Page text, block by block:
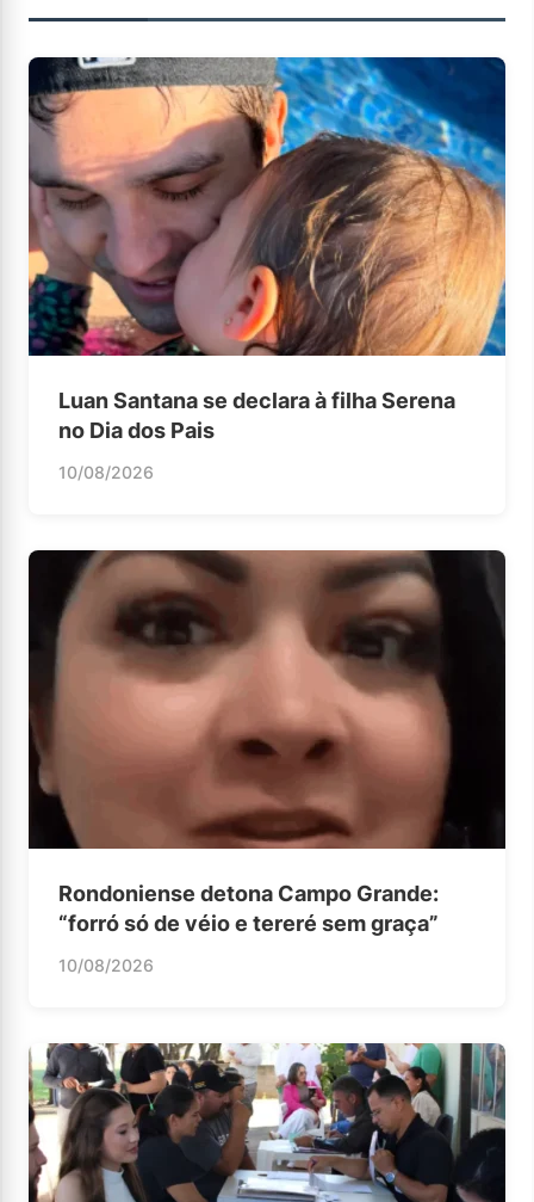
Luan Santana se declara à filha Serena
no Dia dos Pais
10/08/2026
Rondoniense detona Campo Grande:
“forró só de véio e tereré sem graça”
10/08/2026